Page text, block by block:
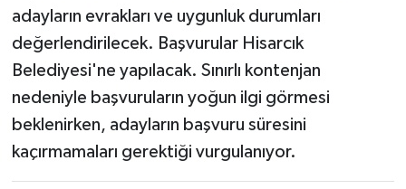
adayların evrakları ve uygunluk durumları
değerlendirilecek. Başvurular Hisarcık
Belediyesi'ne yapılacak. Sınırlı kontenjan
nedeniyle başvuruların yoğun ilgi görmesi
beklenirken, adayların başvuru süresini
kaçırmamaları gerektiği vurgulanıyor.
Vasıta
Vefat Haberleri
Yaşam